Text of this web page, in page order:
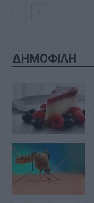
ΔΗΜΟΦΙΛΗ